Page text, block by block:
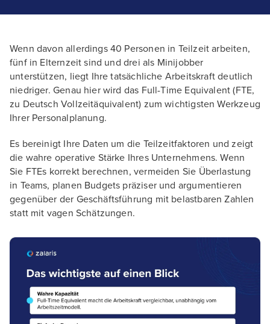
Wenn davon allerdings 40 Personen in Teilzeit arbeiten,
fünf in Elternzeit sind und drei als Minijobber
unterstützen, liegt Ihre tatsächliche Arbeitskraft deutlich
niedriger. Genau hier wird das Full-Time Equivalent (FTE,
zu Deutsch Vollzeitäquivalent) zum wichtigsten Werkzeug
Ihrer Personalplanung.
Es bereinigt Ihre Daten um die Teilzeitfaktoren und zeigt
die wahre operative Stärke Ihres Unternehmens. Wenn
Sie FTEs korrekt berechnen, vermeiden Sie Überlastung
in Teams, planen Budgets präziser und argumentieren
gegenüber der Geschäftsführung mit belastbaren Zahlen
statt mit vagen Schätzungen.